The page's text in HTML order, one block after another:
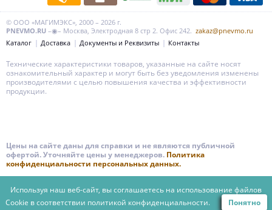
© ООО «МАГИМЭКС», 2000 – 2026 г.
PNEVMO.RU –◉– Москва, Электродная 8 стр 2. Офис 242. zakaz@pnevmo.ru
Каталог
Доставка Документы и Реквизиты Контакты
Технические характеристики товаров, указанные на сайте носят
ознакомительный характер и могут быть без уведомления изменены
производителями с целью повышения качества и эффективности
продукции.
Цены на сайте даны для справки и не являются публичной
офертой. Уточняйте цены у менеджеров. Политика
конфиденциальности персональных данных.
Используя наш веб-сайт, вы соглашаетесь на использование файлов
Cookie в соответствии политикой конфиденциальности. Понятно